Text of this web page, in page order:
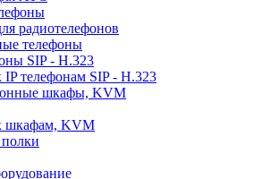
радиотелефонов
телефоны
SIP - H.323
телефонам SIP - H.323
шкафы, KVM
шкафам, KVM